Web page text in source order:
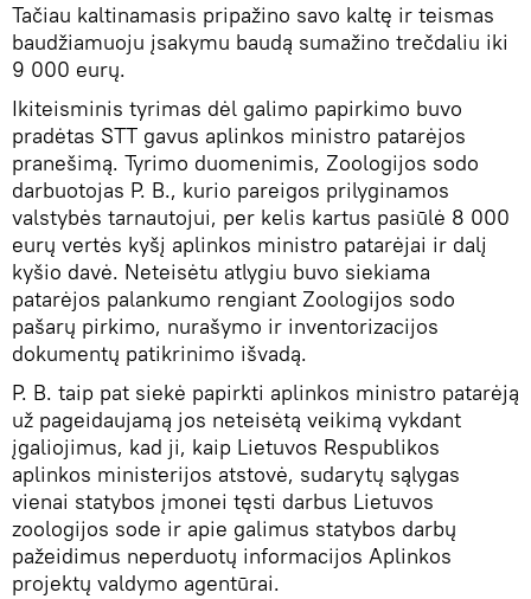
Tačiau kaltinamasis pripažino savo kaltę ir teismas
baudžiamuoju įsakymu baudą sumažino trečdaliu iki
9 000 eurų.
Ikiteisminis tyrimas dėl galimo papirkimo buvo
pradėtas STT gavus aplinkos ministro patarėjos
pranešimą. Tyrimo duomenimis, Zoologijos sodo
darbuotojas P. B., kurio pareigos prilyginamos
valstybės tarnautojui, per kelis kartus pasiūlė 8 000
eurų vertės kyšį aplinkos ministro patarėjai ir dalį
kyšio davė. Neteisėtu atlygiu buvo siekiama
patarėjos palankumo rengiant Zoologijos sodo
pašarų pirkimo, nurašymo ir inventorizacijos
dokumentų patikrinimo išvadą.
P. B. taip pat siekė papirkti aplinkos ministro patarėją
už pageidaujamą jos neteisėtą veikimą vykdant
įgaliojimus, kad ji, kaip Lietuvos Respublikos
aplinkos ministerijos atstovė, sudarytų sąlygas
vienai statybos įmonei tęsti darbus Lietuvos
zoologijos sode ir apie galimus statybos darbų
pažeidimus neperduotų informacijos Aplinkos
projektų valdymo agentūrai.